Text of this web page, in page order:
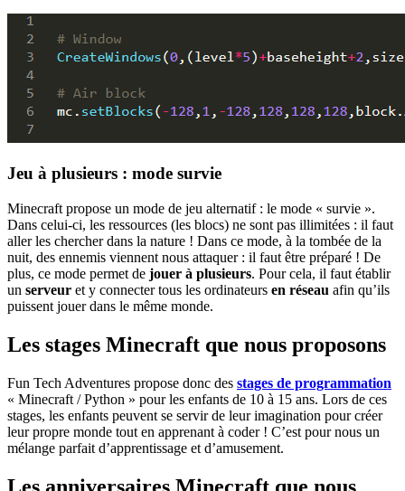
Jeu à plusieurs : mode survie
Minecraft propose un mode de jeu alternatif : le mode « survie ».
Dans celui-ci, les ressources (les blocs) ne sont pas illimitées : il faut
aller les chercher dans la nature ! Dans ce mode, à la tombée de la
nuit, des ennemis viennent nous attaquer : il faut être préparé ! De
plus, ce mode permet de jouer à plusieurs. Pour cela, il faut établir
un serveur et y connecter tous les ordinateurs en réseau afin qu’ils
puissent jouer dans le même monde.
Les stages Minecraft que nous proposons
Fun Tech Adventures propose donc des stages de programmation
« Minecraft / Python » pour les enfants de 10 à 15 ans. Lors de ces
stages, les enfants peuvent se servir de leur imagination pour créer
leur propre monde tout en apprenant à coder ! C’est pour nous un
mélange parfait d’apprentissage et d’amusement.
Les anniversaires Minecraft que nous